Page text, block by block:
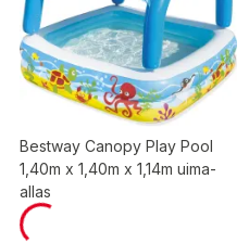
Bestway Canopy Play Pool
1,40m x 1,40m x 1,14m uima-
allas